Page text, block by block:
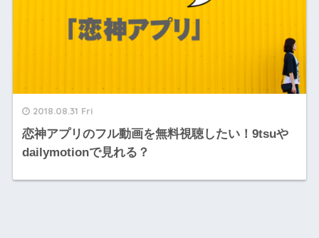
2018.08.31 Fri
恋神アプリのフル動画を無料視聴したい！9tsuや
dailymotionで見れる？